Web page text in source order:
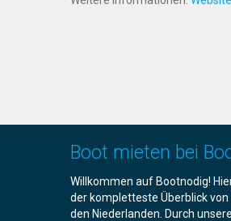
Boot mieten bei
Willkommen auf Bootnodig!
der kompletteste Überblick von
den Niederlanden. Durch unsere